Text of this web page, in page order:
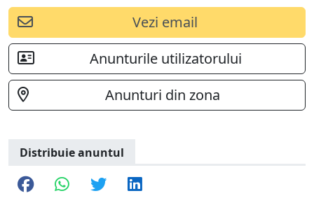
Vezi email
Anunturile utilizatorului
Anunturi din zona
Distribuie anuntul